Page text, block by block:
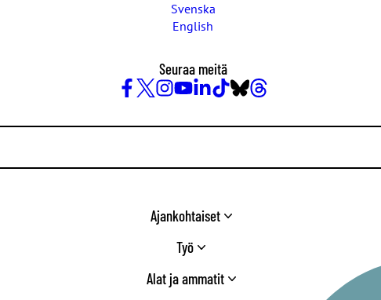
Svenska
English
Seuraa meitä
/
Ajankohtaiset
Työ
Alat ja ammatit